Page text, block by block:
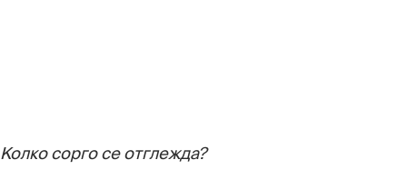
Колко сорго се отглежда?